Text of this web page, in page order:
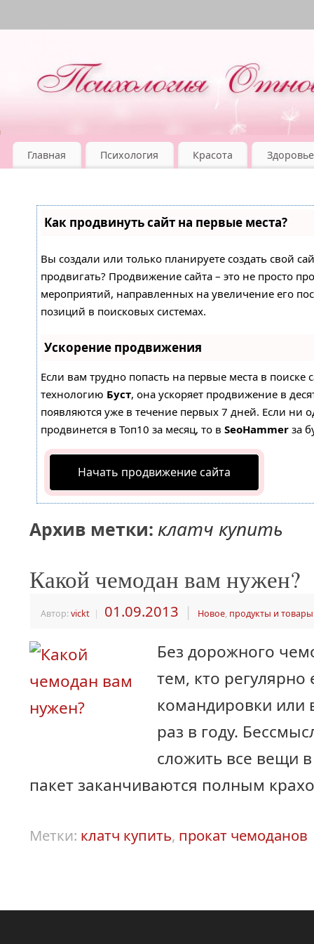
Главная Психология Красота Здоровье
Как продвинуть сайт на первые места?
Вы создали или только планируете создать свой
продвигать? Продвижение сайта – это не просто
мероприятий, направленных на увеличение его
позиций в поисковых системах.
Ускорение продвижения
Если вам трудно попасть на первые места в поиске
технологию Буст, она ускоряет продвижение в
появляются уже в течение первых 7 дней. Если ни
продвинется в Топ10 за месяц, то в SeoHammer за
Начать продвижение сайта
Архив метки: клатч купить
Какой чемодан вам нужен?
Автор:vickt | 01.09.2013 | Новое, продукты и товары
Без дорожного
тем, кто регулярно
командировки или
раз в году.
сложить все вещи
пакет заканчиваются полным
Метки: клатч купить, прокат чемоданов